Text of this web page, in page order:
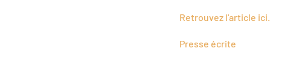
Retrouvez l'article ici.
Presse écrite